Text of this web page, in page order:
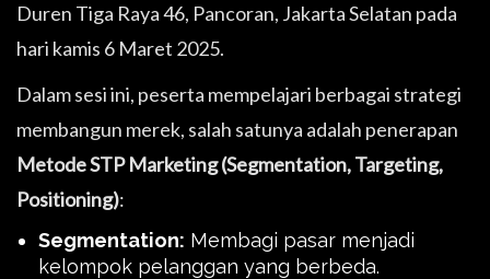
Duren Tiga Raya 46, Pancoran, Jakarta Selatan pada
hari kamis 6 Maret 2025.
Dalam sesi ini, peserta mempelajari berbagai strategi
membangun merek, salah satunya adalah penerapan
Metode STP Marketing (Segmentation, Targeting,
Positioning):
Segmentation: Membagi pasar menjadi
kelompok pelanggan yang berbeda.